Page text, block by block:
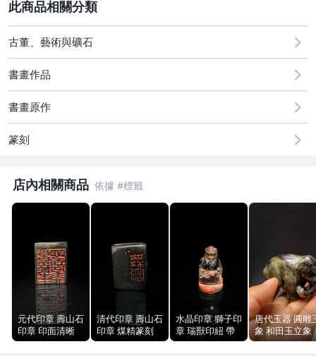
古董、藝術與礦石
居家、家具與園藝
女裝與服飾配件
手錶與飾品配件
古董、藝術與礦石
書畫作品
書畫原作
篆刻
店內相關商品
元代印章 壽山石
印章 印面清晰
字口完整 包漿
清代印章 壽山石
印章 煤精篆刻
邊款完整 印文清
水晶印章 獅子印
章 瑞獸印紐 帶
底座 40g 篆刻擺
唐代玉器 圓雕
象 和田玉立象
淺刻肌理 包漿